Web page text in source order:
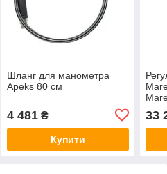
Шланг для манометра
Apeks 80 см
4 481₴
Купити
33